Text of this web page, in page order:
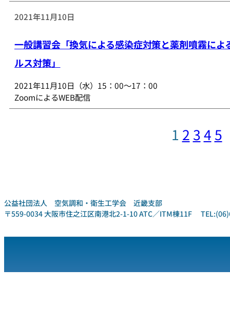
2021年11月10日
一般講習会「換気による感染症対策と薬剤噴霧によ
ルス対策」
2021年11月10日（水）15：00～17：00
ZoomによるWEB配信
1 2 34 5
公益社団法人 空気調和・衛生工学会 近畿支部
〒559-0034 大阪市住之江区南港北2-1-10 ATC／ITM棟11F